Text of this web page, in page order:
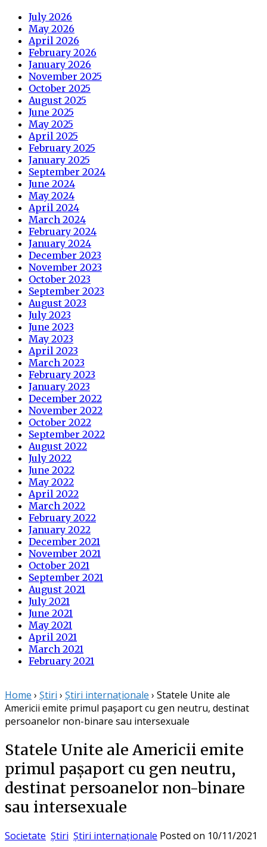
July 2026
May 2026
April 2026
February 2026
January 2026
November 2025
October 2025
August 2025
June 2025
May 2025
April 2025
February 2025
January 2025
September 2024
June 2024
May 2024
April 2024
March 2024
February 2024
January 2024
December 2023
November 2023
October 2023
September 2023
August 2023
July 2023
June 2023
May 2023
April 2023
March 2023
February 2023
January 2023
December 2022
November 2022
October 2022
September 2022
August 2022
July 2022
June 2022
May 2022
April 2022
March 2022
February 2022
January 2022
December 2021
November 2021
October 2021
September 2021
August 2021
July 2021
June 2021
May 2021
April 2021
March 2021
February 2021
Home › Știri › Știri internaționale › Statele Unite ale
Americii emite primul pașaport cu gen neutru, destinat
persoanelor non-binare sau intersexuale
Statele Unite ale Americii emite
primul pașaport cu gen neutru,
destinat persoanelor non-binare
sau intersexuale
Societate Știri Știri internaționale Posted on 10/11/2021